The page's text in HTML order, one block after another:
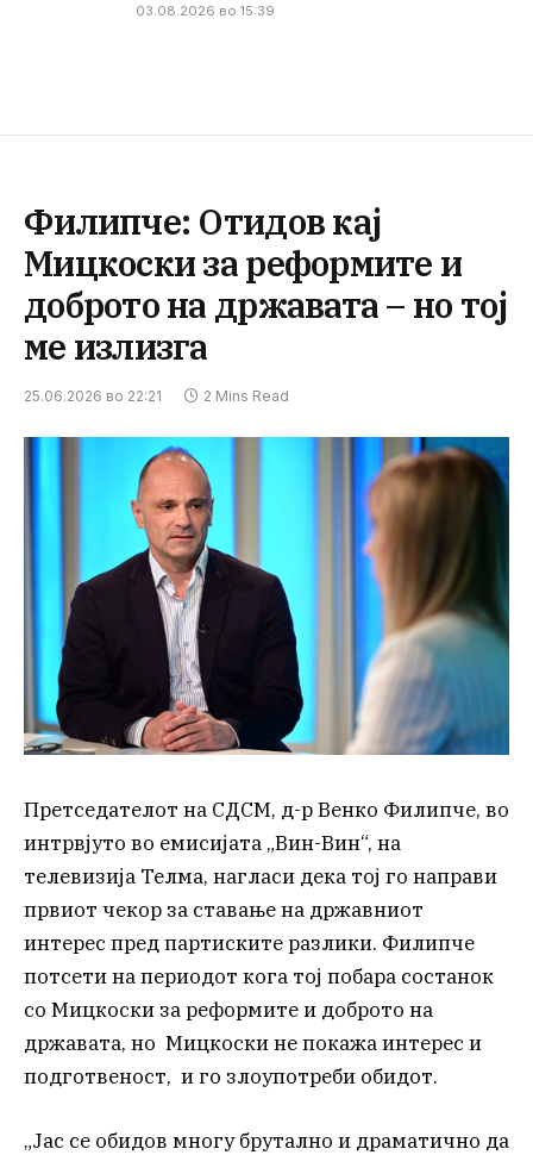
03.08.2026 во 15:39
Филипче: Отидов кај
Мицкоски за реформите и
доброто на државата – но тој
ме излизга
25.06.2026 во 22:21 2 Mins Read
Претседателот на СДСМ, д-р Венко Филипче, во
интрвјуто во емисијата „Вин-Вин“, на
телевизија Телма, нагласи дека тој го направи
првиот чекор за ставање на државниот
интерес пред партиските разлики. Филипче
потсети на периодот кога тој побара состанок
со Мицкоски за реформите и доброто на
државата, но Мицкоски не покажа интерес и
подготвеност, и го злоупотреби обидот.
„Јас се обидов многу брутално и драматично да